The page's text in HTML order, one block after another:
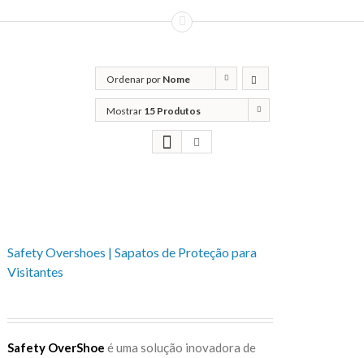
Ordenar por Nome
Mostrar 15 Produtos
Safety Overshoes | Sapatos de Proteção para
Visitantes
Safety OverShoe é uma solução inovadora de